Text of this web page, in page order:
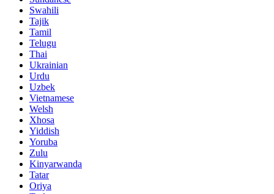
Swahili
Tajik
Tamil
Telugu
Thai
Ukrainian
Urdu
Uzbek
Vietnamese
Welsh
Xhosa
Yiddish
Yoruba
Zulu
Kinyarwanda
Tatar
Oriya